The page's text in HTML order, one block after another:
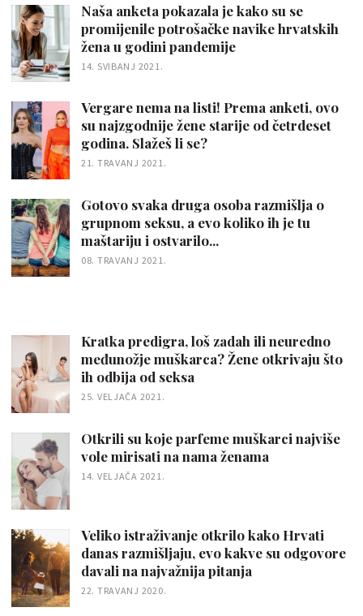
Naša anketa pokazala je kako su se
promijenile potrošačke navike hrvatskih
žena u godini pandemije
14. SVIBANJ 2021.
Vergare nema na listi! Prema anketi, ovo
su najzgodnije žene starije od četrdeset
godina. Slažeš li se?
21. TRAVANJ 2021.
Gotovo svaka druga osoba razmišlja o
grupnom seksu, a evo koliko ih je tu
maštariju i ostvarilo...
08. TRAVANJ 2021.
Kratka predigra, loš zadah ili neuredno
međunožje muškarca? Žene otkrivaju što
ih odbija od seksa
25. VELJAČA 2021.
Otkrili su koje parfeme muškarci najviše
vole mirisati na nama ženama
14. VELJAČA 2021.
Veliko istraživanje otkrilo kako Hrvati
danas razmišljaju, evo kakve su odgovore
davali na najvažnija pitanja
22. TRAVANJ 2020.